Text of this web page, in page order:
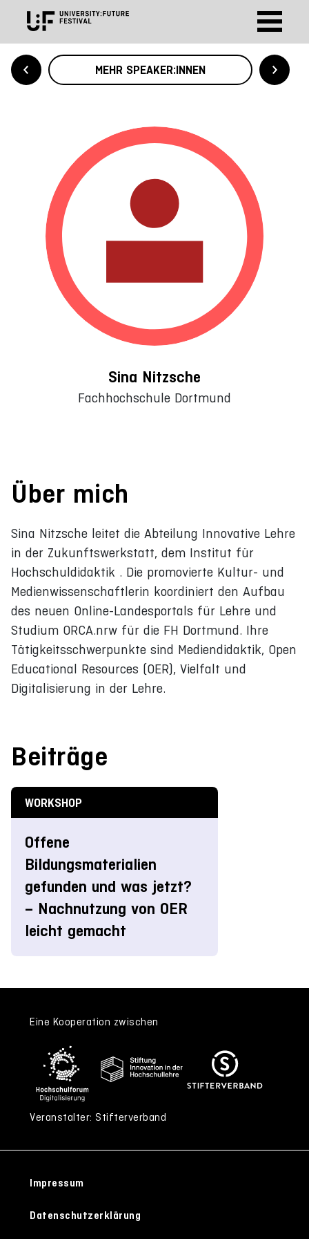
MEHR SPEAKER:INNEN
Sina Nitzsche
Fachhochschule Dortmund
Über mich
Sina Nitzsche leitet die Abteilung Innovative Lehre
in der Zukunftswerkstatt, dem Institut für
Hochschuldidaktik . Die promovierte Kultur- und
Medienwissenschaftlerin koordiniert den Aufbau
des neuen Online-Landesportals für Lehre und
Studium ORCA.nrw für die FH Dortmund. Ihre
Tätigkeitsschwerpunkte sind Mediendidaktik, Open
Educational Resources (OER), Vielfalt und
Digitalisierung in der Lehre.
Beiträge
WORKSHOP
Offene
Bildungsmaterialien
gefunden und was jetzt?
– Nachnutzung von OER
leicht gemacht
Eine Kooperation zwischen
Veranstalter: Stifterverband
Impressum
Datenschutzerklärung